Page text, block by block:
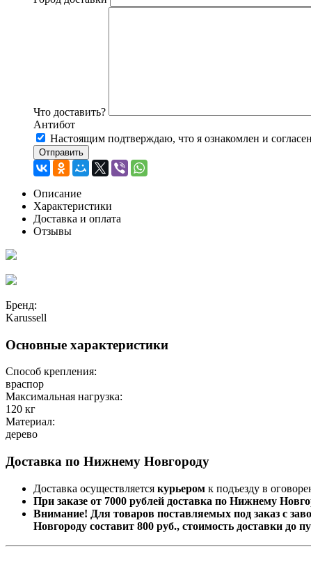
Что доставить?
Антибот
Настоящим подтверждаю, что я ознакомлен и
Отправить
Описание
Характеристики
Доставка и оплата
Отзывы
Бренд:
Karussell
Основные характеристики
Способ крепления:
враспор
Максимальная нагрузка:
120 кг
Материал:
дерево
Доставка по Нижнему Новгороду
Доставка осуществляется курьером к подъезду в
При заказе от 7000 рублей доставка по Нижнему
Внимание! Для товаров поставляемых под заказ с
Новгороду составит 800 руб., стоимость доставки до